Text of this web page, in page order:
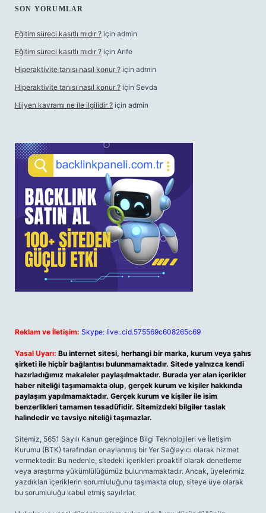
SON YORUMLAR
Eğitim süreci kasıtlı mıdır ? için admin
Eğitim süreci kasıtlı mıdır ? için Arife
Hiperaktivite tanısı nasıl konur ? için admin
Hiperaktivite tanısı nasıl konur ? için Sevda
Hijyen kavramı ne ile ilgilidir ? için admin
Reklam ve İletişim: Skype: live:.cid.575569c608265c69
Yasal Uyarı: Bu internet sitesi, herhangi bir marka, kurum veya şahıs
şirketi ile hiçbir bağlantısı bulunmamaktadır. Sitede yalnızca kendi
hazırladığımız makaleler paylaşılmaktadır. Burada yer alan içerikler
haber niteliği taşımamakta olup, gerçek kurum ve kişiler hakkında
paylaşım yapılmamaktadır. Gerçek kurum ve kişiler ile isim
benzerlikleri tamamen tesadüfidir. Sitemizdeki bilgiler taslak
halindedir ve tavsiye niteliği taşımazlar.
Sitemiz, 5651 Sayılı Kanun gereğince Bilgi Teknolojileri ve İletişim
Kurumu (BTK) tarafından onaylanmış bir Yer Sağlayıcı olarak hizmet
vermektedir. Bu nedenle, sitedeki içerikleri proaktif olarak denetleme
veya araştırma yükümlülüğümüz bulunmamaktadır. Ancak, üyelerimiz
yazdıkları içeriklerin sorumluluğunu taşımakta olup, siteye üye olarak
bu sorumluluğu kabul etmiş sayılırlar.